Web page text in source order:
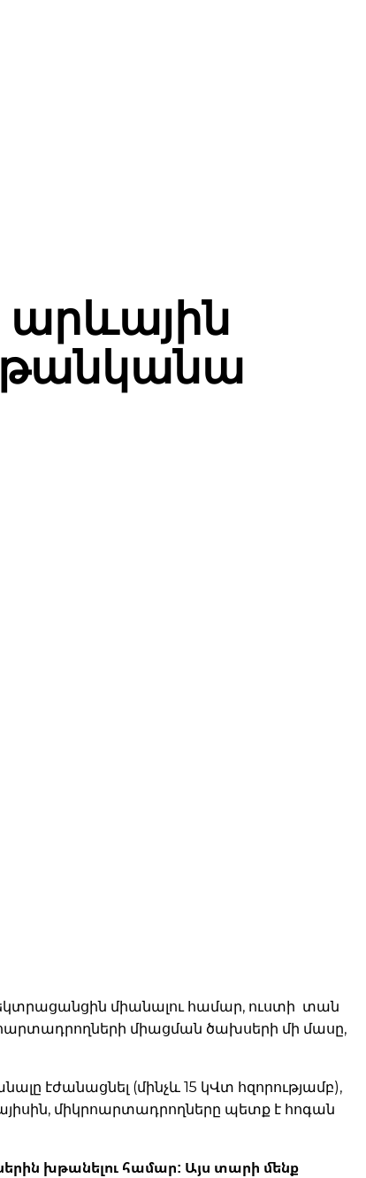
միանալու համար, ուստի տան
միացման ծախսերի մի մասը,
էժանացնել (մինչև 15 կՎտ հզորությամբ),
միկրոարտադրողները պետք է հոգան
խթանելու համար: Այս տարի մենք